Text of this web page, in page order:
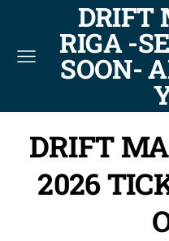
DRIFT
RIGA -
SOON-
DRIFT
2026